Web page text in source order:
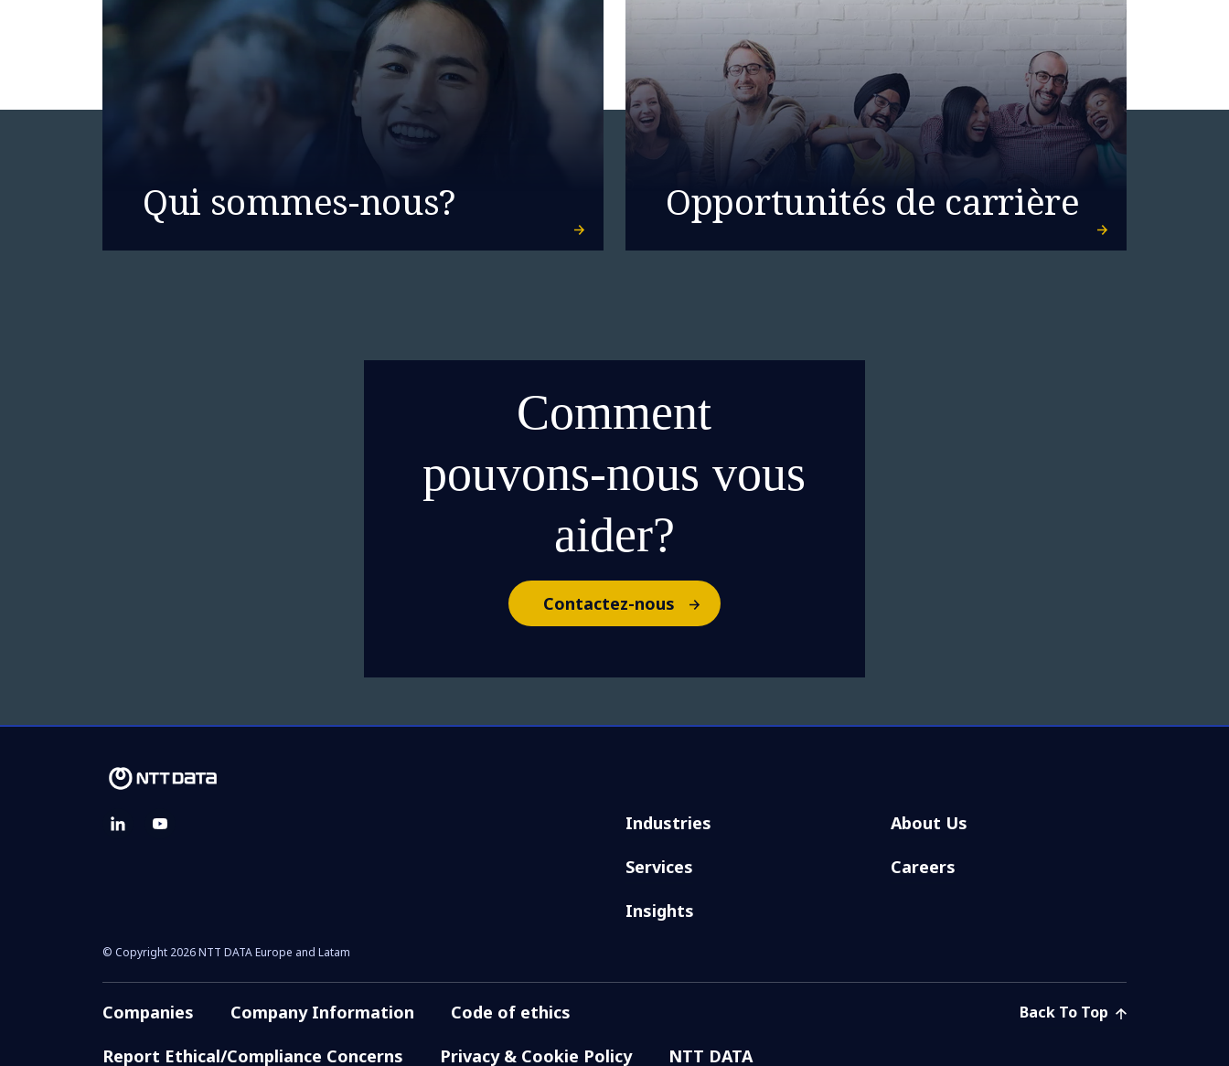
Qui sommes-nous? Opportunités de carrière
Comment
pouvons-nous vous
aider?
Contactez-nous
Industries
Services
Insights
About Us
Careers
© Copyright 2026 NTT DATA Europe and Latam
Companies Company Information
Code of ethics
Report Ethical/Compliance Concerns
Privacy & Cookie Policy NTT DATA
Back To Top